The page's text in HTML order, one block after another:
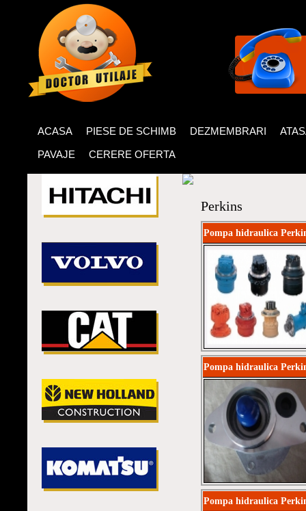
ACASA PIESE DE SCHIMB DEZMEMBRARI
PAVAJE
CERERE OFERTA
Perkins
Pompa hidraulica
Pompa hidraulica
Pompa hidraulica